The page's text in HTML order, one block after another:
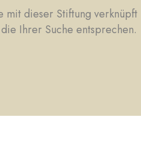
mit dieser Stiftung verknüpft
Ihrer Suche entsprechen.